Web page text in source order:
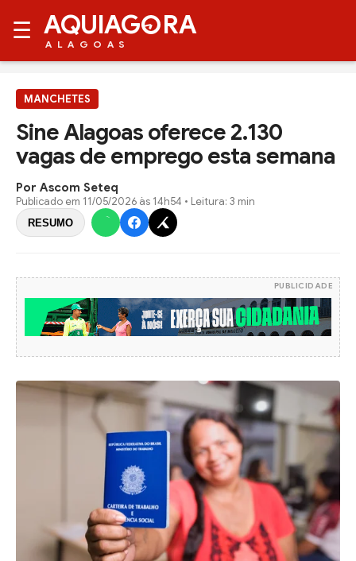
☰ AQUIAG RA
ALAGOAS
MANCHETES
Sine Alagoas oferece 2.130
vagas de emprego esta semana
Por Ascom Seteq
Publicado em 11/05/2026 às 14h54 • Leitura: 3 min
RESUMO
PUBLICIDADE